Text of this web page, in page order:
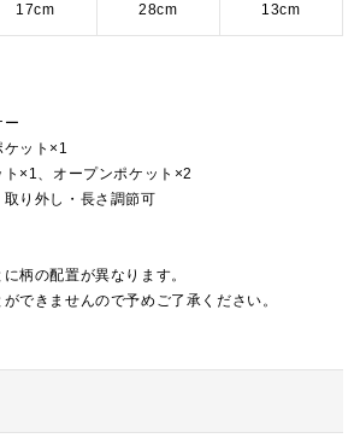
17cm 28cm 13cm
ー
ケット×1
×1、オープンポケット×2
り外し・長さ調節可
柄の配置が異なります。
できませんので予めご了承ください。